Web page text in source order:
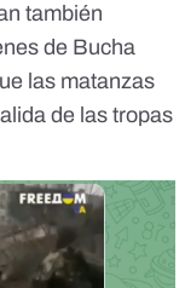
también
de Bucha
las matanzas
de las tropas